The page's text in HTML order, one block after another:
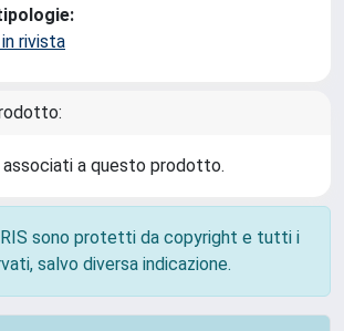
rivista
associati a questo prodotto.
sono protetti da copyright e tutti i
salvo diversa indicazione.